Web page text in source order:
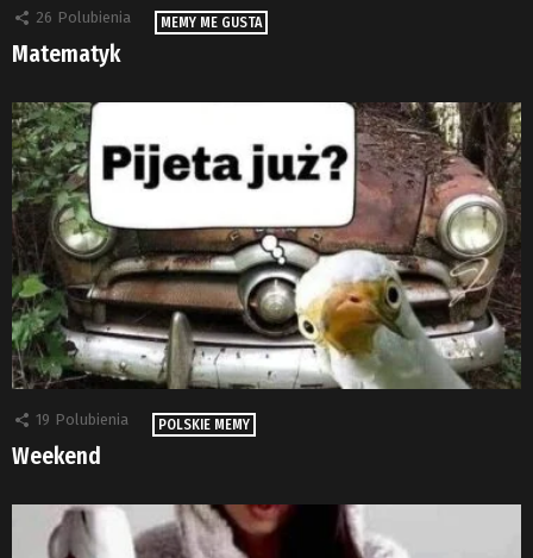
26 Polubienia MEMY ME GUSTA
Matematyk
19 Polubienia POLSKIE MEMY
Weekend